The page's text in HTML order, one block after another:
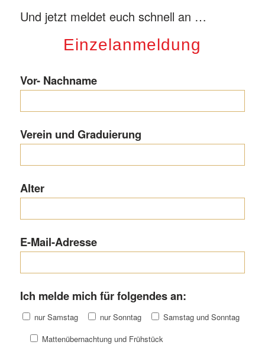
Und jetzt meldet euch schnell an …
Einzelanmeldung
Vor- Nachname
Verein und Graduierung
Alter
E-Mail-Adresse
Ich melde mich für folgendes an:
nur Samstag nur Sonntag
Samstag und Sonntag
Mattenübernachtung und Frühstück